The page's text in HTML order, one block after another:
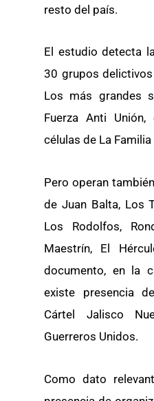
resto del país.
El estudio detecta
30 grupos
Los más grandes
Fuerza Anti
células de La
Pero operan
de Juan Balta, Los
Los Rodolfos,
Maestrín, El
documento, en la
existe presencia
Cártel Jalisco
Guerreros Unidos.
Como dato